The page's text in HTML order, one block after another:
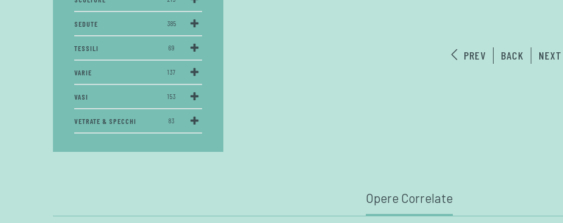
PREV BACK NEXT
SEDUTE 385
TESSILI 69
VARIE 137
VASI 153
VETRATE & SPECCHI 83
Opere Correlate